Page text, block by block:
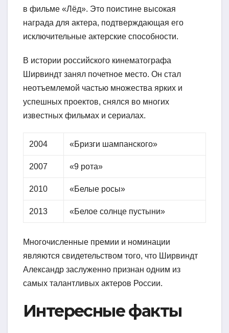
в фильме «Лёд». Это поистине высокая
награда для актера, подтверждающая его
исключительные актерские способности.
В истории российского кинематографа
Ширвиндт занял почетное место. Он стал
неотъемлемой частью множества ярких и
успешных проектов, снялся во многих
известных фильмах и сериалах.
2004 «Бризги шампанского»
2007 «9 рота»
2010 «Белые росы»
2013 «Белое солнце пустыни»
Многочисленные премии и номинации
являются свидетельством того, что Ширвиндт
Александр заслуженно признан одним из
самых талантливых актеров России.
Интересные факты